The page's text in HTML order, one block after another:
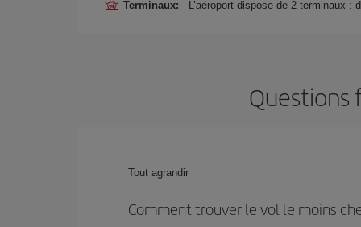
Terminaux: L’aéroport dispose de 2 terminaux :
Questions
Tout agrandir
Comment trouver le vol le moins